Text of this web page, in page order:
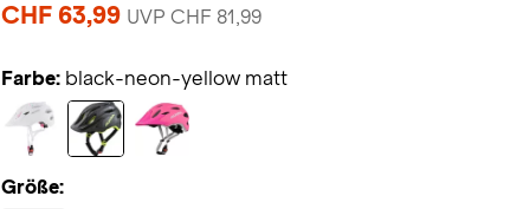
CHF 63,99 UVP CHF 81,99
Farbe: black-neon-yellow matt
Größe: